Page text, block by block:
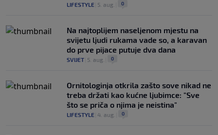
LIFESTYLE 5. aug. 0
Na najtoplijem naseljenom mjestu na
svijetu ljudi rukama vade so, a karavan
do prve pijace putuje dva dana
SVIJET 5. aug. 0
Ornitologinja otkrila zašto sove nikad ne
treba držati kao kućne ljubimce: "Sve
što se priča o njima je neistina"
LIFESTYLE 4. aug. 0